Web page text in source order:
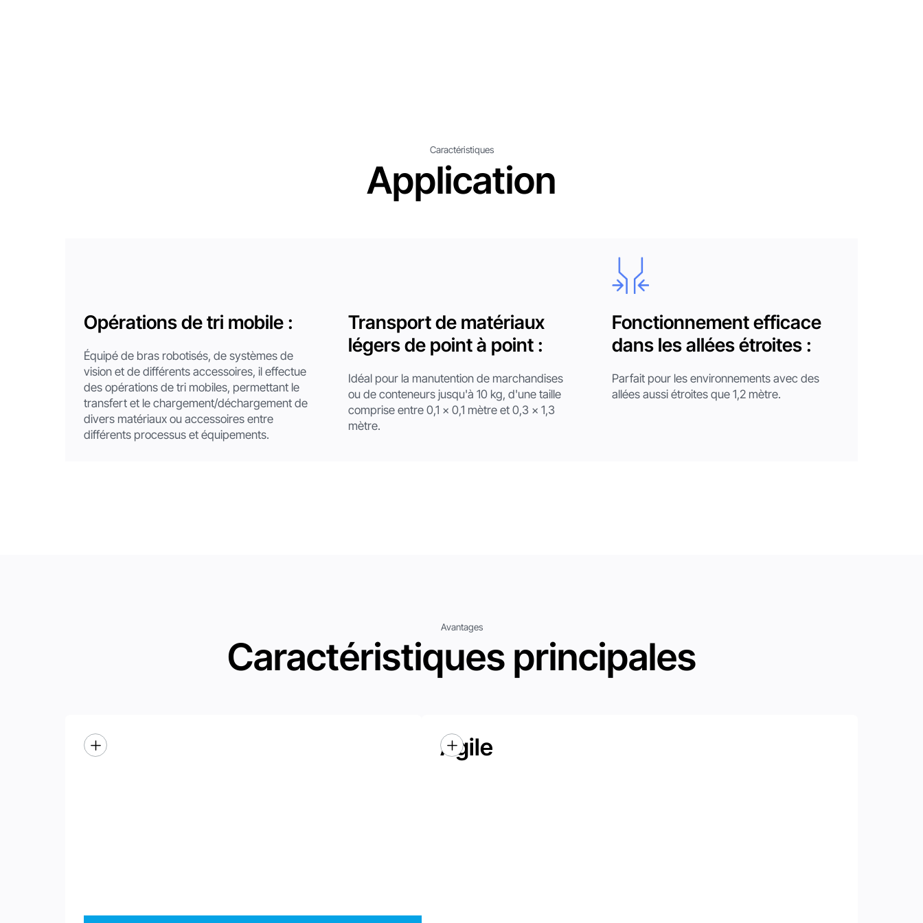
Caractéristiques
Application
Opérations de tri mobile :
Équipé de bras robotisés, de systèmes de
vision et de différents accessoires, il effectue
des opérations de tri mobiles, permettant le
transfert et le chargement/déchargement de
divers matériaux ou accessoires entre
différents processus et équipements.
Transport de matériaux
légers de point à point :
Idéal pour la manutention de marchandises
ou de conteneurs jusqu'à 10 kg, d'une taille
comprise entre 0,1 x 0,1 mètre et 0,3 x 1,3
mètre.
Fonctionnement efficace
dans les allées étroites :
Parfait pour les environnements avec des
allées aussi étroites que 1,2 mètre.
Avantages
Caractéristiques principales
Efficace Agile